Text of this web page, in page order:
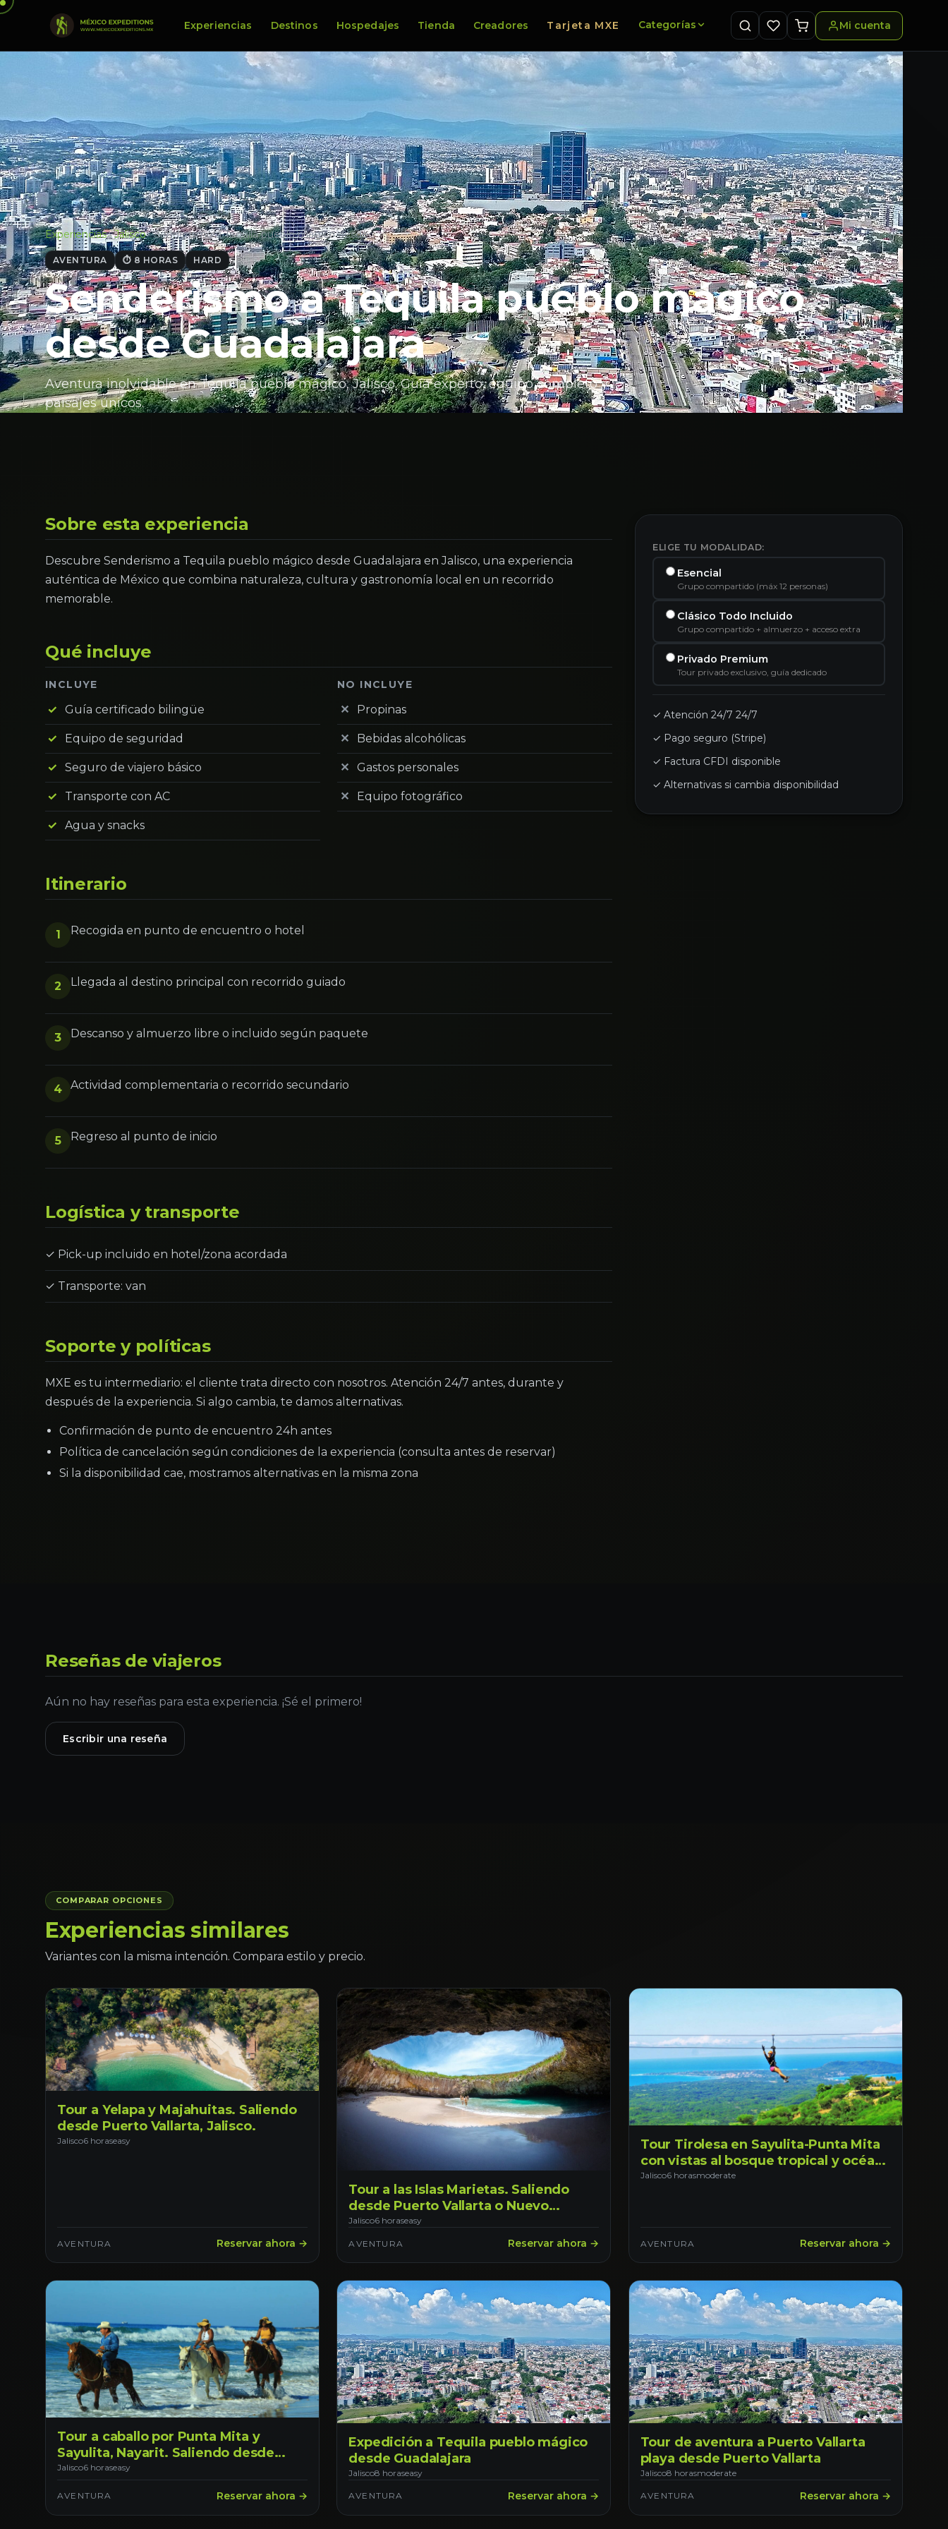
Experiencias Destinos Hospedajes Tienda Creadores Tarjeta MXE Categorías Mi cuenta
Experiencias · Jalisco · Senderismo a Tequila pueblo mágico desde…
AVENTURA ⏱ 8 HORAS HARD
Senderismo a Tequila pueblo mágico
desde Guadalajara
Aventura inolvidable en Tequila pueblo mágico, Jalisco. Guía experto, equipo completo y
paisajes únicos.
Sobre esta experiencia
Descubre Senderismo a Tequila pueblo mágico desde Guadalajara en Jalisco, una experiencia
auténtica de México que combina naturaleza, cultura y gastronomía local en un recorrido
memorable.
Qué incluye
INCLUYE
Guía certificado bilingüe
Equipo de seguridad
Seguro de viajero básico
Transporte con AC
Agua y snacks
NO INCLUYE
Propinas
Bebidas alcohólicas
Gastos personales
Equipo fotográfico
Itinerario
1 Recogida en punto de encuentro o hotel
2 Llegada al destino principal con recorrido guiado
3 Descanso y almuerzo libre o incluido según paquete
4 Actividad complementaria o recorrido secundario
5 Regreso al punto de inicio
Logística y transporte
✓ Pick-up incluido en hotel/zona acordada
✓ Transporte: van
Soporte y políticas
MXE es tu intermediario: el cliente trata directo con nosotros. Atención 24/7 antes, durante y
después de la experiencia. Si algo cambia, te damos alternativas.
Confirmación de punto de encuentro 24h antes
Política de cancelación según condiciones de la experiencia (consulta antes de reservar)
Si la disponibilidad cae, mostramos alternativas en la misma zona
ELIGE TU MODALIDAD:
Esencial
Grupo compartido (máx 12 personas)
Clásico Todo Incluido
Grupo compartido + almuerzo + acceso extra
Privado Premium
Tour privado exclusivo, guía dedicado
✓ Atención 24/7 24/7
✓ Pago seguro (Stripe)
✓ Factura CFDI disponible
✓ Alternativas si cambia disponibilidad
Reseñas de viajeros
Aún no hay reseñas para esta experiencia. ¡Sé el primero!
Escribir una reseña
COMPARAR OPCIONES
Experiencias similares
Variantes con la misma intención. Compara estilo y precio.
Tour a Yelapa y Majahuitas. Saliendo
desde Puerto Vallarta, Jalisco.
Jalisco6 horaseasy
AVENTURA Reservar ahora →
Tour a las Islas Marietas. Saliendo
desde Puerto Vallarta o Nuevo
Vallarta.
Jalisco6 horaseasy
AVENTURA Reservar ahora →
Tour Tirolesa en Sayulita-Punta Mita
con vistas al bosque tropical y océano
de Nayarit. Saliendo desde Tepic
Jalisco6 horasmoderate
AVENTURA Reservar ahora →
Tour a caballo por Punta Mita y
Sayulita, Nayarit. Saliendo desde
Tepic
Jalisco6 horaseasy
AVENTURA Reservar ahora →
Expedición a Tequila pueblo mágico
desde Guadalajara
Jalisco8 horaseasy
AVENTURA Reservar ahora →
Tour de aventura a Puerto Vallarta
playa desde Puerto Vallarta
Jalisco8 horasmoderate
AVENTURA Reservar ahora →